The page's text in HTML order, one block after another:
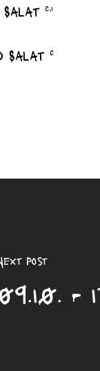
Salat C,I
Salat
C
Post
-